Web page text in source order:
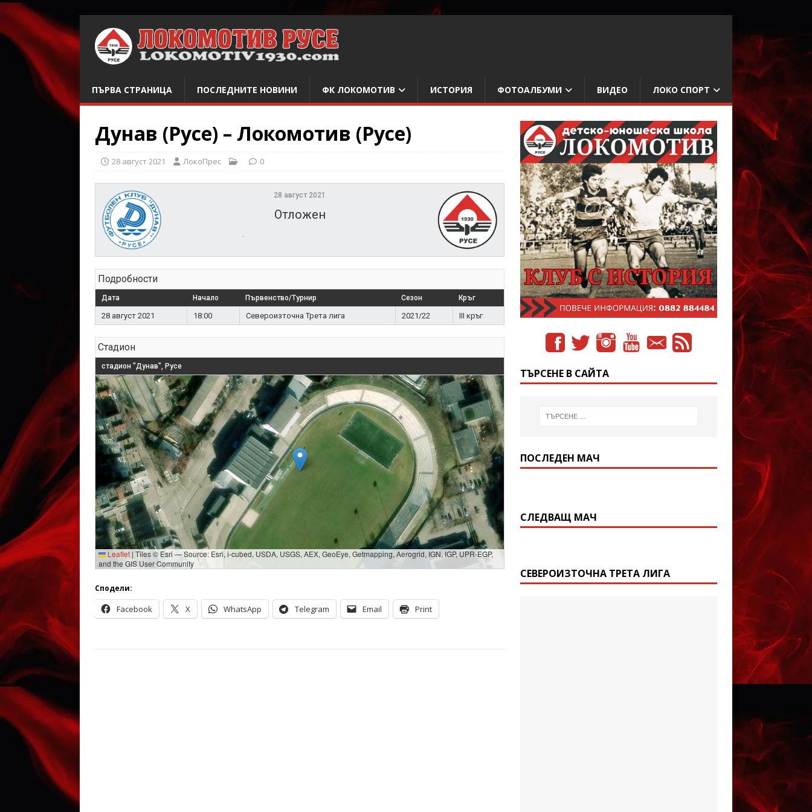
ПЪРВА СТРАНИЦА ПОСЛЕДНИТЕ НОВИНИ ФК ЛОКОМОТИВ ИСТОРИЯ ФОТОАЛБУМИ ВИДЕО ЛОКО СПОРТ
Дунав (Русе) – Локомотив (Русе)
28 август 2021 ЛокоПрес 0
28 август 2021
Отложен
.
Подробности
Дата Начало Първенство/Турнир Сезон Кръг
28 август 2021 18:00 Североизточна Трета лига 2021/22 III кръг
Стадион
стадион "Дунав", Русе
Leaflet | Tiles © Esri — Source: Esri, i-cubed, USDA, USGS, AEX, GeoEye, Getmapping, Aerogrid, IGN, IGP, UPR-EGP,
and the GIS User Community
Сподели:
Facebook X WhatsApp Telegram Email Print
ТЪРСЕНЕ В САЙТА
ПОСЛЕДЕН МАЧ
СЛЕДВАЩ МАЧ
СЕВЕРОИЗТОЧНА ТРЕТА ЛИГА